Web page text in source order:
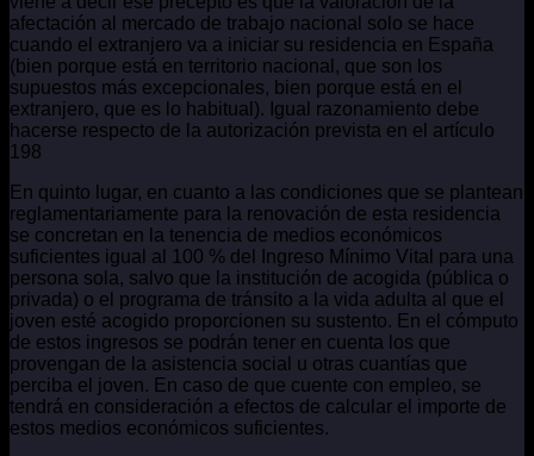
afectación al mercado de trabajo nacional solo se hace
cuando el extranjero va a iniciar su residencia en España
(bien porque está en territorio nacional, que son los
supuestos más excepcionales, bien porque está en el
extranjero, que es lo habitual). Igual razonamiento debe
hacerse respecto de la autorización prevista en el artículo
198
En quinto lugar, en cuanto a las condiciones que se plantean
reglamentariamente para la renovación de esta residencia
se concretan en la tenencia de medios económicos
suficientes igual al 100 % del Ingreso Mínimo Vital para una
persona sola, salvo que la institución de acogida (pública o
privada) o el programa de tránsito a la vida adulta al que el
joven esté acogido proporcionen su sustento. En el cómputo
de estos ingresos se podrán tener en cuenta los que
provengan de la asistencia social u otras cuantías que
perciba el joven. En caso de que cuente con empleo, se
tendrá en consideración a efectos de calcular el importe de
estos medios económicos suficientes.